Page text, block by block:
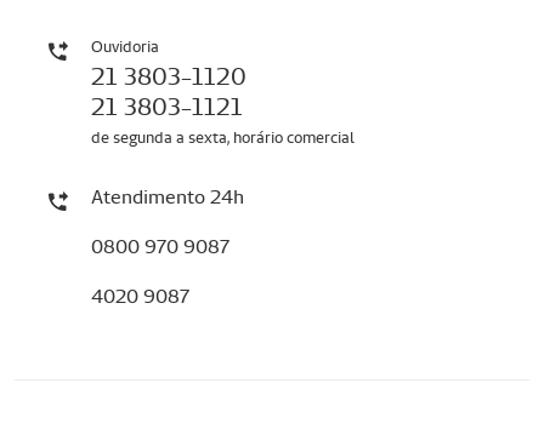
Ouvidoria
21 3803-1120
21 3803-1121
de segunda a sexta, horário comercial
Atendimento 24h
0800 970 9087
4020 9087